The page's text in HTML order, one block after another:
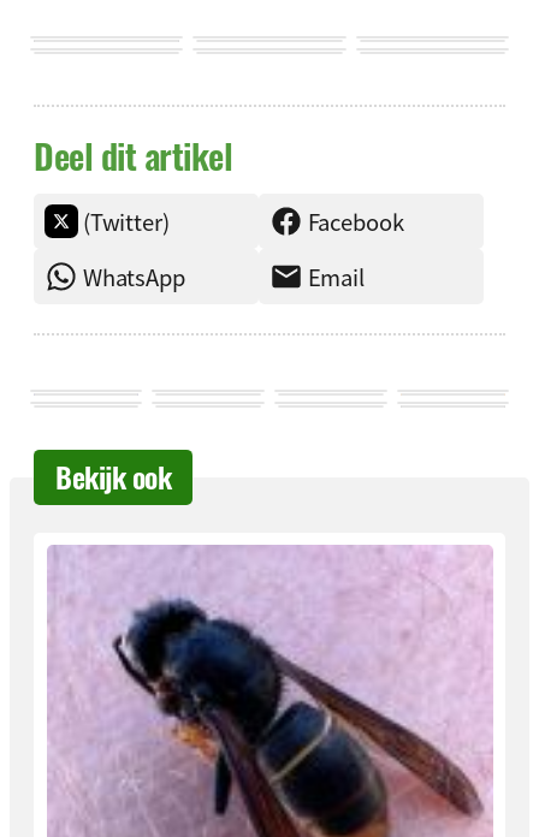
Deel dit artikel
(Twitter)
Facebook
WhatsApp
Email
Bekijk ook